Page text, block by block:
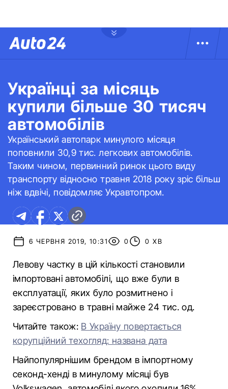
Українці за місяць
купили більше 30 тисяч
автомобілів
Український автопарк минулого місяця
поповнили 30,9 тис. легкових автомобілів.
Таким чином, первинний ринок цього виду
транспорту відносно травня 2018 року зріс більш
ніж вдвічі, повідомляє Укравтопром.
6 ЧЕРВНЯ 2019, 10:31 0 0 ХВ
Левову частку в цій кількості становили
імпортовані автомобілі, що вже були в
експлуатації, яких було розмитнено і
зареєстровано в травні майже 24 тис. од.
Читайте також: В Україну повертається
корупційний техогляд: названа дата
Найпопулярнішим брендом в імпортному
секонд-хенді в минулому місяці був